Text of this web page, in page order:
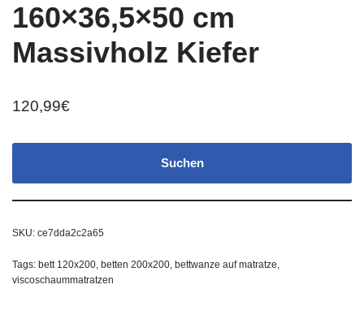
160×36,5×50 cm
Massivholz Kiefer
120,99€
Suchen
SKU: ce7dda2c2a65
Tags: bett 120x200, betten 200x200, bettwanze auf matratze,
viscoschaummatratzen